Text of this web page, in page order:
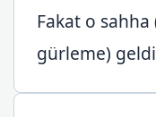
Fakat o sahha
gürleme)